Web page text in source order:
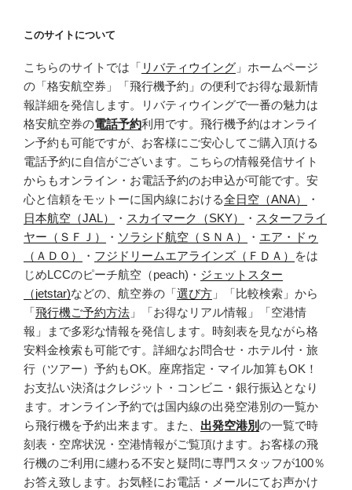
このサイトについて
こちらのサイトでは「 リバティウイング 」ホームページ
の「格安航空券」「飛行機予約」の便利でお得な最新情
報詳細を発信します。リバティウイングで一番の魅力は
格安航空券の電話予約利用です。飛行機予約はオンライ
ン予約も可能ですが、お客様にご安心してご購入頂ける
電話予約に自信がございます。こちらの情報発信サイト
からもオンライン・お電話予約のお申込が可能です。安
心と信頼をモットーに国内線における全日空（ANA）
・
日本航空（JAL）
・ スカイマーク（SKY） ・ スターフライ
ヤー（ＳＦＪ）
・ ソラシド航空（ＳＮＡ） ・ エア・ドゥ
（ＡＤＯ）
・ フジドリームエアラインズ（ＦＤＡ）
をは
じめLCCのピーチ航空（peach)・ ジェットスター
（jetstar)などの、航空券の「選び方 」「比較検索」から
「飛行機ご予約方法 」「お得なリアル情報」「空港情
報」まで多彩な情報を発信します。時刻表を見ながら格
安料金検索も可能です。詳細なお問合せ・ホテル付・旅
行（ツアー）予約もOK。座席指定・マイル加算もOK！
お支払い決済はクレジット・コンビニ・銀行振込となり
ます。オンライン予約では国内線の出発空港別の一覧か
ら飛行機を予約出来ます。また、 出発空港別の一覧で時
刻表・空席状況・空港情報がご覧頂けます。お客様の飛
行機のご利用に纏わる不安と疑問に専門スタッフが100％
お答え致します。お気軽にお電話・メールにてお声かけ